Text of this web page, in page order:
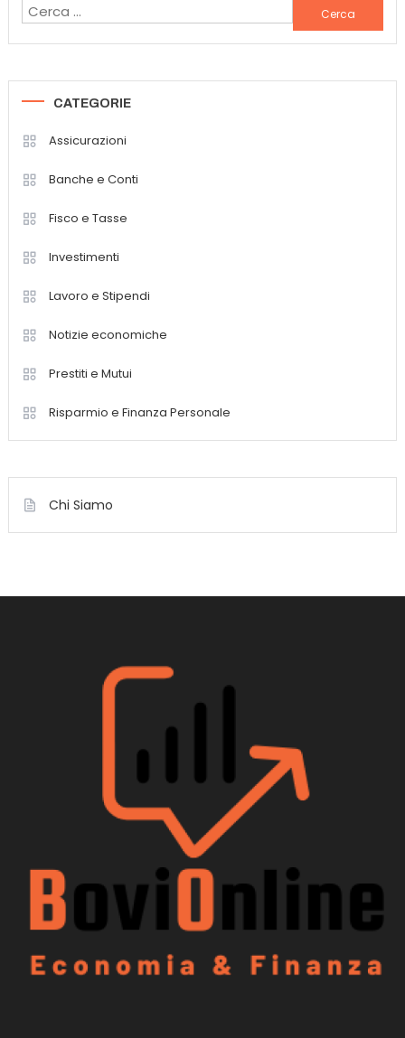
Ricerca
per:
CATEGORIE
Assicurazioni
Banche e Conti
Fisco e Tasse
Investimenti
Lavoro e Stipendi
Notizie economiche
Prestiti e Mutui
Risparmio e Finanza Personale
Chi Siamo